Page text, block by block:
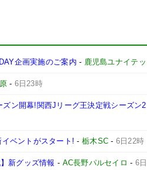
企画実施のご案内 - 鹿児島ユナイテ
- 6日23時
ン開幕!関西Jリーグ王決定戦シーズ
ベントがスタート! -栃木SC - 6日22時
新グッズ情報 - AC長野パルセイロ - 6